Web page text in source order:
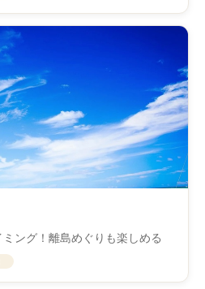
ング！離島めぐりも楽しめる